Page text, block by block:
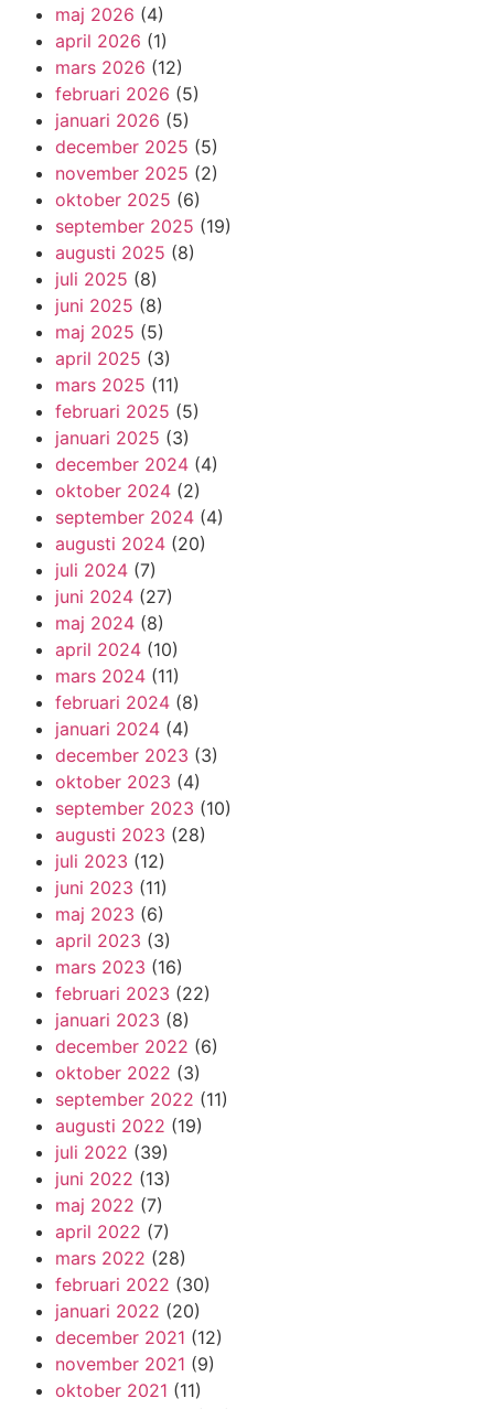
maj 2026 (4)
april 2026 (1)
mars 2026 (12)
februari 2026 (5)
januari 2026 (5)
december 2025 (5)
november 2025 (2)
oktober 2025 (6)
september 2025 (19)
augusti 2025 (8)
juli 2025 (8)
juni 2025 (8)
maj 2025 (5)
april 2025 (3)
mars 2025 (11)
februari 2025 (5)
januari 2025 (3)
december 2024 (4)
oktober 2024 (2)
september 2024 (4)
augusti 2024 (20)
juli 2024 (7)
juni 2024 (27)
maj 2024 (8)
april 2024 (10)
mars 2024 (11)
februari 2024 (8)
januari 2024 (4)
december 2023 (3)
oktober 2023 (4)
september 2023 (10)
augusti 2023 (28)
juli 2023 (12)
juni 2023 (11)
maj 2023 (6)
april 2023 (3)
mars 2023 (16)
februari 2023 (22)
januari 2023 (8)
december 2022 (6)
oktober 2022 (3)
september 2022 (11)
augusti 2022 (19)
juli 2022 (39)
juni 2022 (13)
maj 2022 (7)
april 2022 (7)
mars 2022 (28)
februari 2022 (30)
januari 2022 (20)
december 2021 (12)
november 2021 (9)
oktober 2021 (11)